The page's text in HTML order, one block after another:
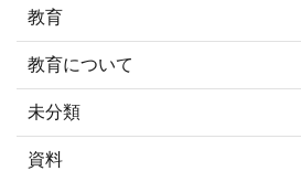
教育
教育について
未分類
資料